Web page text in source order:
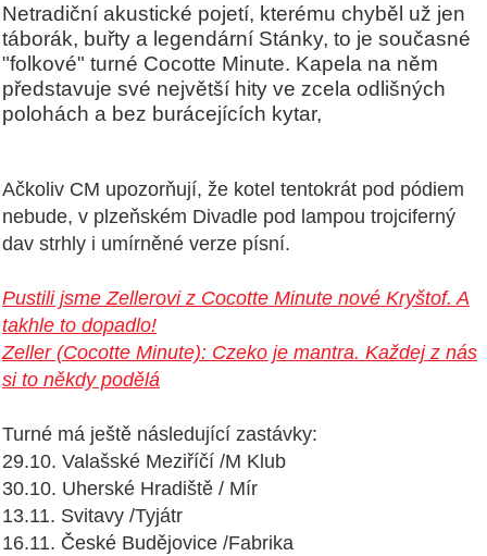
Netradiční akustické pojetí, kterému chyběl už jen
táborák, buřty a legendární Stánky, to je současné
"folkové" turné Cocotte Minute. Kapela na něm
představuje své největší hity ve zcela odlišných
polohách a bez burácejících kytar,
Ačkoliv CM upozorňují, že kotel tentokrát pod pódiem
nebude, v plzeňském Divadle pod lampou trojciferný
dav strhly i umírněné verze písní.
Pustili jsme Zellerovi z Cocotte Minute nové Kryštof. A
takhle to dopadlo!
Zeller (Cocotte Minute): Czeko je mantra. Každej z nás
si to někdy podělá
Turné má ještě následující zastávky:
29.10. Valašské Meziříčí /M Klub
30.10. Uherské Hradiště / Mír
13.11. Svitavy /Tyjátr
16.11. České Budějovice /Fabrika